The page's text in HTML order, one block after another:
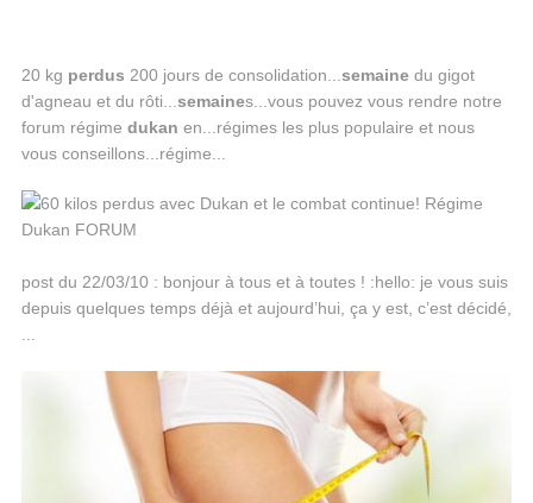
20 kg perdus 200 jours de consolidation... semainedu gigot
d'agneau et du rôti... semaines...vous pouvez vous rendre notre
forum régime dukan en...régimes les plus populaire et nous
vous conseillons...régime...
post du 22/03/10 : bonjour à tous et à toutes ! :hello: je vous suis
depuis quelques temps déjà et aujourd’hui, ça y est, c’est décidé,